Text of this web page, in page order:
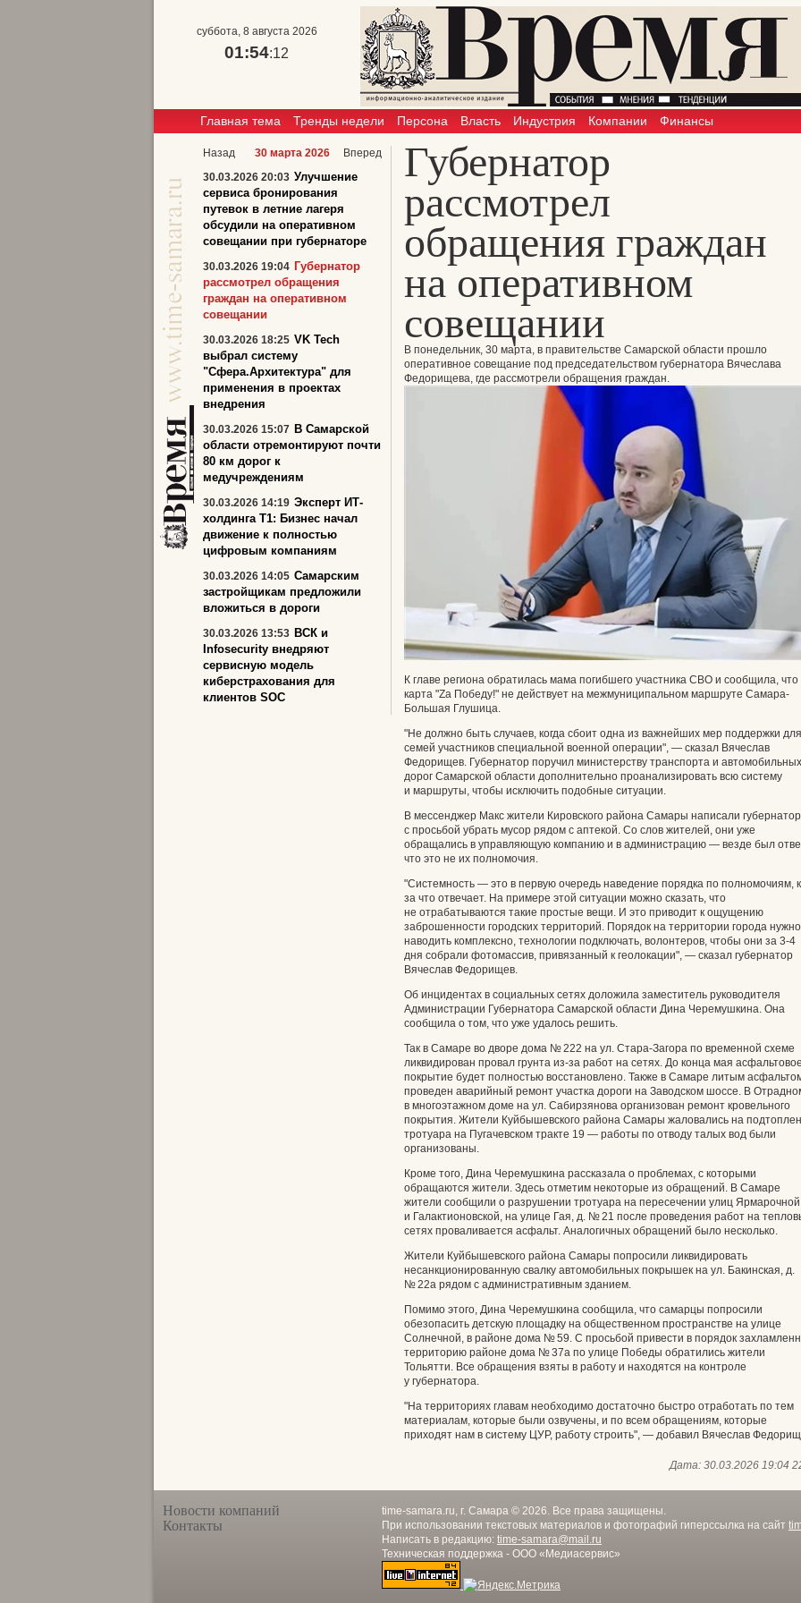
суббота, 8 августа 2026
01:54:12
Главная тема Тренды недели Персона Власть Индустрия Компании Финансы
Губернатор
рассмотрел
обращения граждан
на оперативном
совещании
В понедельник, 30 марта, в правительстве Самарской области прошло
оперативное совещание под председательством губернатора Вячеслава
Федорищева, где рассмотрели обращения граждан.
К главе региона обратилась мама погибшего участника СВО и сообщила, что
карта "Zа Победу!" не действует на межмуниципальном маршруте Самара-
Большая Глушица.
"Не должно быть случаев, когда сбоит одна из важнейших мер поддержки для
семей участников специальной военной операции", — сказал Вячеслав
Федорищев. Губернатор поручил министерству транспорта и автомобильных
дорог Самарской области дополнительно проанализировать всю систему
и маршруты, чтобы исключить подобные ситуации.
В мессенджер Макс жители Кировского района Самары написали
с просьбой убрать мусор рядом с аптекой. Со слов жителей, они уже
обращались в управляющую компанию и в администрацию — везде был
что это не их полномочия.
"Системность — это в первую очередь наведение порядка по полномочиям,
за что отвечает. На примере этой ситуации можно сказать, что
не отрабатываются такие простые вещи. И это приводит к ощущению
заброшенности городских территорий. Порядок на территории города нужно
наводить комплексно, технологии подключать, волонтеров, чтобы они за 3-4
дня собрали фотомассив, привязанный к геолокации", — сказал губернатор
Вячеслав Федорищев.
Об инцидентах в социальных сетях доложила заместитель руководителя
Администрации Губернатора Самарской области Дина Черемушкина. Она
сообщила о том, что уже удалось решить.
Так в Самаре во дворе дома № 222 на ул. Стара-Загора по временной схеме
ликвидирован провал грунта из-за работ на сетях. До конца мая
покрытие будет полностью восстановлено. Также в Самаре литым
проведен аварийный ремонт участка дороги на Заводском шоссе. В
в многоэтажном доме на ул. Сабирзянова организован ремонт кровельного
покрытия. Жители Куйбышевского района Самары жаловались на
тротуара на Пугачевском тракте 19 — работы по отводу талых вод были
организованы.
Кроме того, Дина Черемушкина рассказала о проблемах, с которыми
обращаются жители. Здесь отметим некоторые из обращений. В Самаре
жители сообщили о разрушении тротуара на пересечении улиц Ярмарочной
и Галактионовской, на улице Гая, д. № 21 после проведения работ на
сетях проваливается асфальт. Аналогичных обращений было несколько.
Жители Куйбышевского района Самары попросили ликвидировать
несанкционированную свалку автомобильных покрышек на ул. Бакинская, д.
№ 22а рядом с административным зданием.
Помимо этого, Дина Черемушкина сообщила, что самарцы попросили
обезопасить детскую площадку на общественном пространстве на улице
Солнечной, в районе дома № 59. С просьбой привести в порядок
территорию районе дома № 37а по улице Победы обратились жители
Тольятти. Все обращения взяты в работу и находятся на контроле
у губернатора.
"На территориях главам необходимо достаточно быстро отработать по тем
материалам, которые были озвучены, и по всем обращениям, которые
приходят нам в систему ЦУР, работу строить", — добавил Вячеслав
Дата: 30.03.2026 19:04
Назад 30 марта 2026
Вперед
30.03.2026 20:03 Улучшение
сервиса бронирования
путевок в летние лагеря
обсудили на оперативном
совещании при губернаторе
30.03.2026 19:04 Губернатор
рассмотрел обращения
граждан на оперативном
совещании
30.03.2026 18:25 VK Tech
выбрал систему
"Сфера.Архитектура" для
применения в проектах
внедрения
30.03.2026 15:07 В Самарской
области отремонтируют почти
80 км дорог к
медучреждениям
30.03.2026 14:19 Эксперт ИТ-
холдинга Т1: Бизнес начал
движение к полностью
цифровым компаниям
30.03.2026 14:05 Самарским
застройщикам предложили
вложиться в дороги
30.03.2026 13:53 ВСК и
Infosecurity внедряют
сервисную модель
киберстрахования для
клиентов SOC
Новости компаний
Контакты
time-samara.ru, г. Самара © 2026. Все права защищены.
При использовании текстовых материалов и фотографий гиперссылка на сайт
Написать в редакцию: time-samara@mail.ru
Техническая поддержка - ООО «Медиасервис»